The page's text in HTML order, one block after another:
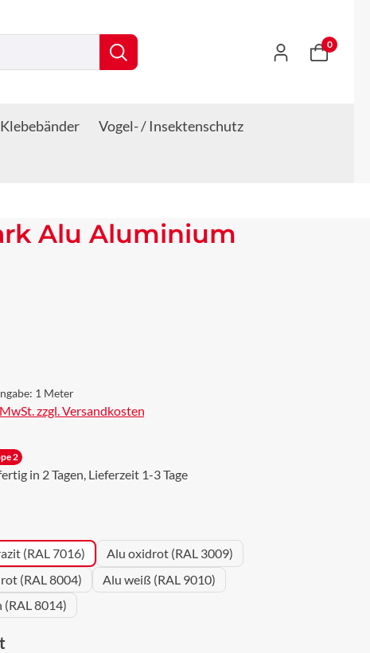
0
Vogel- / Insektenschutz
Alu Aluminium
1 Meter
zzgl. Versandkosten
2
in 2 Tagen, Lieferzeit 1-3 Tage
(RAL 7016)
Alu oxidrot (RAL 3009)
(RAL 8004)
Alu weiß (RAL 9010)
(RAL 8014)
auswählen